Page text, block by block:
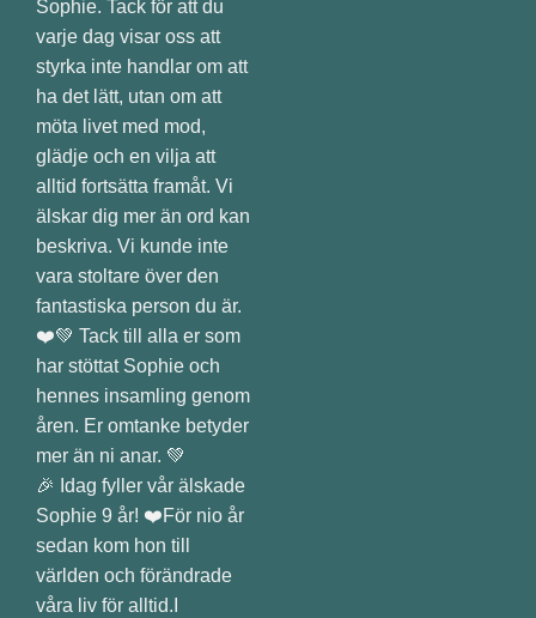
🎉 Idag fyller vår älskade
Sophie 9 år! ❤️För nio år
sedan kom hon till
världen och förändrade
våra liv för alltid.I